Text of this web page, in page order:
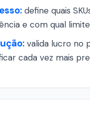
define quais
e com qual
valida lucro no
cada vez mais